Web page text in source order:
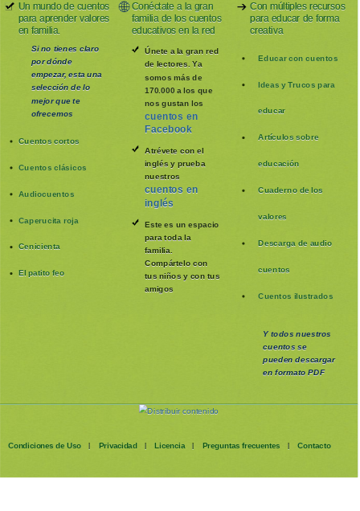
Un mundo de cuentos
para aprender valores
en familia.
Si no tienes claro
por dónde
empezar, esta una
selección de lo
mejor que te
ofrecemos
Cuentos cortos
Cuentos clásicos
Audiocuentos
Caperucita roja
Cenicienta
El patito feo
Conéctate a la gran
familia de los cuentos
educativos en la red
Únete a la gran red
de lectores. Ya
somos más de
170.000 a los que
nos gustan los
cuentos en
Facebook
Atrévete con el
inglés y prueba
nuestros
cuentos en
inglés
Este es un espacio
para toda la
familia
Compártelo con
tus niños y con tus
amigos
Con múltiples recursos
para educar de forma
creativa
Educar con cuentos
Ideas y Trucos para
educar
Artículos sobre
educación
Cuaderno de los
valores
Descarga de audio
cuentos
Cuentos ilustrados
Y todos nuestros
cuentos se
puedendescargar
en formato PDF
Condiciones de Uso | Privacidad | Licencia | Preguntas frecuentes | Contacto